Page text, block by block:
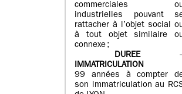
commerciales
industrielles pouvant
rattacher à l’objet social
à tout objet similaire
connexe ;
DUREE
IMMATRICULATION
99 années à compter
son immatriculation au